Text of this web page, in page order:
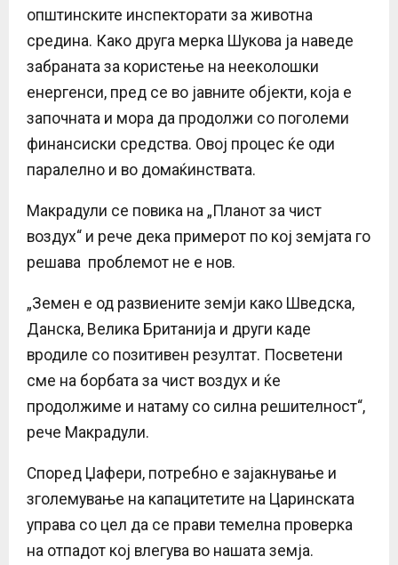
општинските инспекторати за животна
средина. Како друга мерка Шукова ја наведе
забраната за користење на нееколошки
енергенси, пред се во јавните објекти, која е
започната и мора да продолжи со поголеми
финансиски средства. Овој процес ќе оди
паралелно и во домаќинствата.
Макрадули се повика на „Планот за чист
воздух“ и рече дека примерот по кој земјата го
решава проблемот не е нов.
„Земен e од развиените земји како Шведска,
Данска, Велика Британија и други каде
вродиле со позитивен резултат. Посветени
сме на борбата за чист воздух и ќе
продолжиме и натаму со силна решителност“,
рече Макрадули.
Според Џафери, потребно е зајакнување и
зголемување на капацитетите на Царинската
управа со цел да се прави темелна проверка
на отпадот кој влегува во нашата земја.